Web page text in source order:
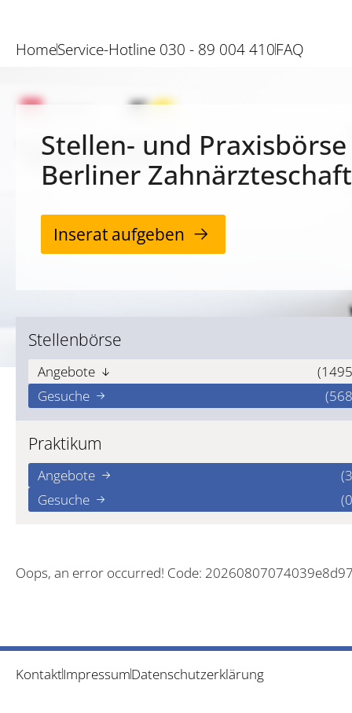
HomeService-Hotline 030 - 89 004 410FAQ
Stellen- und
Berliner Zahnärzteschaft
Inserat aufgeben
Stellenbörse
Angebote
Gesuche
Praktikum
Angebote
Gesuche
Oops, an error occurred! Code:
KontaktImpressumDatenschutzerklärung